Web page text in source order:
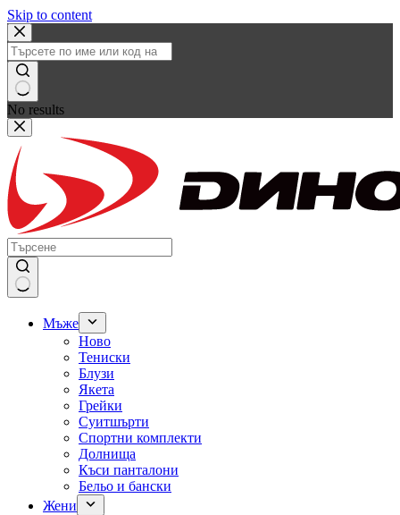
Skip to content
No results
Мъже
Ново
Тениски
Блузи
Якета
Грейки
Суитшърти
Спортни комплекти
Долнища
Къси панталони
Бельо и бански
Жени